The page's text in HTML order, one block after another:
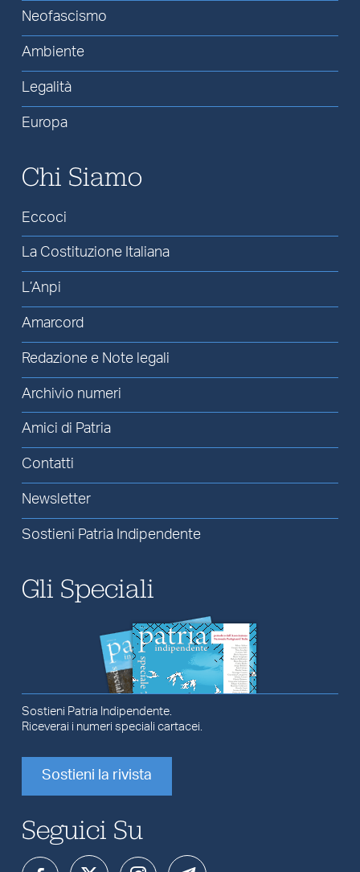
Neofascismo
Ambiente
Legalità
Europa
Chi Siamo
Eccoci
La Costituzione Italiana
L’Anpi
Amarcord
Redazione e Note legali
Archivio numeri
Amici di Patria
Contatti
Newsletter
Sostieni Patria Indipendente
Gli Speciali
Sostieni Patria Indipendente.
Riceverai i numeri speciali cartacei.
Sostieni la rivista
Seguici Su